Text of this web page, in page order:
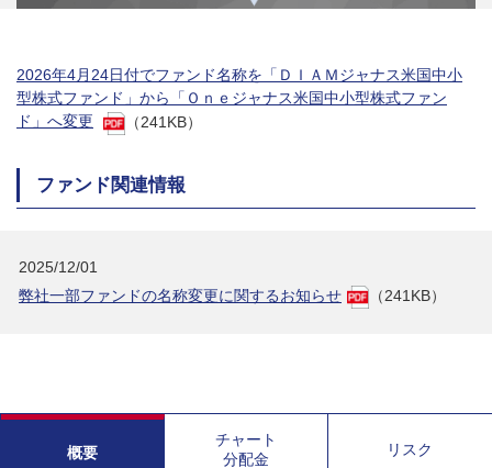
2026年4月24日付でファンド名称を「ＤＩＡＭジャナス米国中小
型株式ファンド」から「Ｏｎｅジャナス米国中小型株式ファン
ド」へ変更
（241KB）
ファンド関連情報
2025/12/01
弊社一部ファンドの名称変更に関するお知らせ
（241KB）
概要
チャート
分配金
リスク